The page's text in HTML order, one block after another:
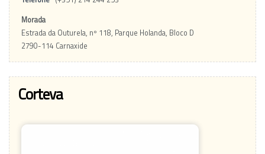
Morada
Estrada da Outurela, nº 118, Parque Holanda, Bloco D
2790-114 Carnaxide
Corteva